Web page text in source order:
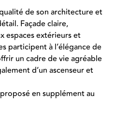
de son architecture et
Façade claire,
espaces extérieurs et
participent à l’élégance de
un cadre de vie agréable
d’un ascenseur et
en supplément au